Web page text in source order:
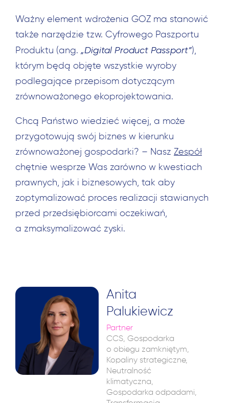
Ważny element wdrożenia GOZ ma stanowić
także narzędzie tzw. Cyfrowego Paszportu
Produktu (ang. „Digital Product Passport”),
którym będą objęte wszystkie wyroby
podlegające przepisom dotyczącym
zrównoważonego ekoprojektowania.
Chcą Państwo wiedzieć więcej, a może
przygotowują swój biznes w kierunku
zrównoważonej gospodarki? – Nasz Zespół
chętnie wesprze Was zarówno w kwestiach
prawnych, jak i biznesowych, tak aby
zoptymalizować proces realizacji stawianych
przed przedsiębiorcami oczekiwań,
a zmaksymalizować zyski.
Anita
Palukiewicz
Partner
CCS, Gospodarka
o obiegu zamkniętym,
Kopaliny strategiczne,
Neutralność
klimatyczna,
Gospodarka odpadami,